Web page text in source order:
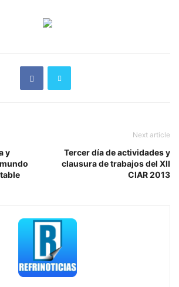
y
Next article
Tercer día de actividades y
clausura de trabajos del XII
CIAR 2013